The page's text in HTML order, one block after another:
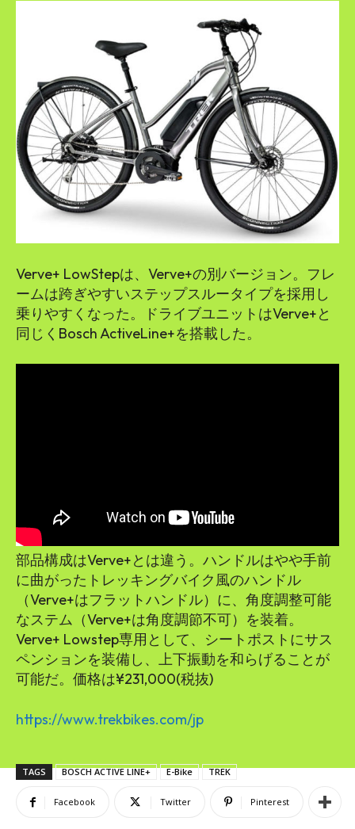
Verve+ LowStepは、Verve+の別バージョン。フレ
ームは跨ぎやすいステップスルータイプを採用し
乗りやすくなった。ドライブユニットはVerve+と
同じくBosch ActiveLine+を搭載した。
部品構成はVerve+とは違う。ハンドルはやや手前
に曲がったトレッキングバイク風のハンドル
（Verve+はフラットハンドル）に、角度調整可能
なステム（Verve+は角度調節不可）を装着。
Verve+ Lowstep専用として、シートポストにサス
ペンションを装備し、上下振動を和らげることが
可能だ。価格は¥231,000(税抜)
https://www.trekbikes.com/jp
TAGS BOSCH ACTIVE LINE+ E-Bike TREK
Facebook Twitter Pinterest